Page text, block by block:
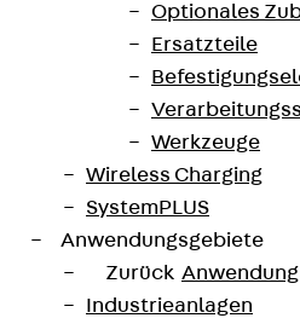
Optionales
Ersatzteile
Werkzeuge
Wireless Charging
SystemPLUS
Anwendungsgebiete
Zurück
Industrieanlagen